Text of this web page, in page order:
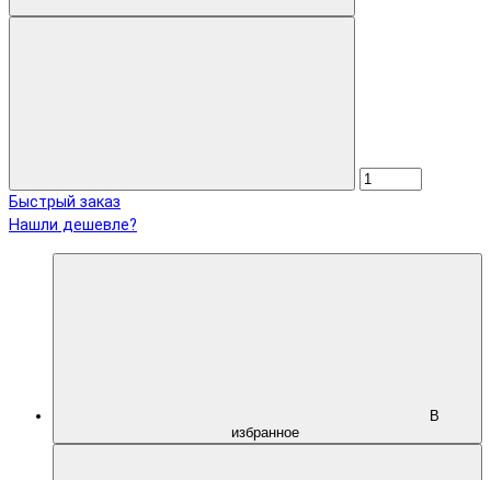
Быстрый заказ
Нашли дешевле?
В
избранное